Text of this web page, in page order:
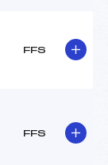
FFS
FFS